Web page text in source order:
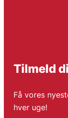
Tilmeld
Få vores
hver uge!